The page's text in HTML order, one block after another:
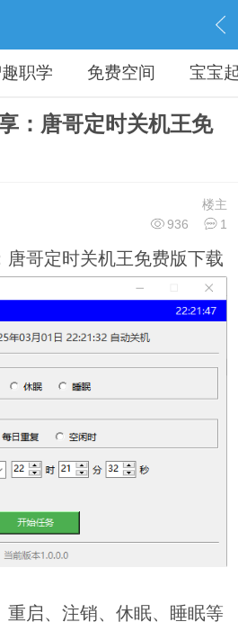
内容
职学 免费空间 宝宝
：唐哥定时关机王免
楼主
936
1
唐哥定时关机王免费版下载
重启、注销、休眠、睡眠等